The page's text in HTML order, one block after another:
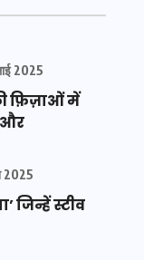
2025
फ़िज़ाओं में
और
2025
जिन्हें स्टीव